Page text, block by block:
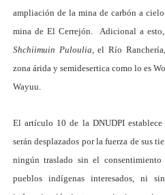
ampliación de la mina de carbón a
mina de El Cerrejón. Adicional a
Shchiimuin Puloulia , el Río
zona árida y semidesertica como lo es
Wayuu.
El artículo 10 de la DNUDPI
serán desplazados por la fuerza de sus
ningún traslado sin el
pueblos indígenas interesados, ni